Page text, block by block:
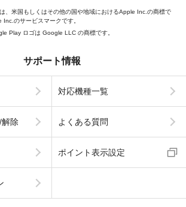
、米国もしくはその他の国や地域におけるApple Inc.の商標で
のサービスマークです。
Play ロゴは Google LLC の商標です。
サポート情報
対応機種一覧
除 よくある質問
ポイント表示設定